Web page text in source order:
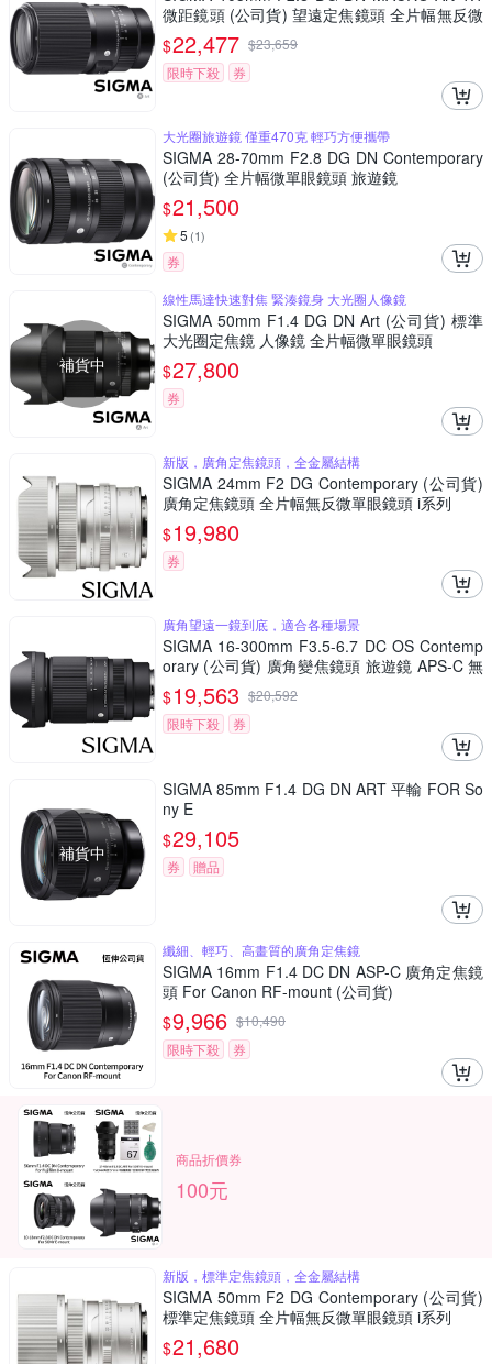
微距鏡頭 (公司貨) 望遠定焦鏡頭 全片幅無反微
單眼鏡頭
$22,477 $23,659
限時下殺
券
大光圈旅遊鏡 僅重470克 輕巧方便攜帶
SIGMA 28-70mm F2.8 DG DN Contemporary
(公司貨) 全片幅微單眼鏡頭 旅遊鏡
$21,500
5 (1)
券
補貨中
線性馬達快速對焦 緊湊鏡身 大光圈人像鏡
SIGMA 50mm F1.4 DG DN Art (公司貨) 標準
大光圈定焦鏡 人像鏡 全片幅微單眼鏡頭
$27,800
券
新版，廣角定焦鏡頭，全金屬結構
SIGMA 24mm F2 DG Contemporary (公司貨)
廣角定焦鏡頭 全片幅無反微單眼鏡頭 i系列
$19,980
券
廣角望遠一鏡到底，適合各種場景
SIGMA 16-300mm F3.5-6.7 DC OS Contemp
orary (公司貨) 廣角變焦鏡頭 旅遊鏡 APS-C 無
反微單眼鏡頭
$19,563 $20,592
限時下殺
券
補貨中
SIGMA 85mm F1.4 DG DN ART 平輸 FOR So
ny E
$29,105
券 贈品
纖細、輕巧、高畫質的廣角定焦鏡
SIGMA 16mm F1.4 DC DN ASP-C 廣角定焦鏡
頭 For Canon RF-mount (公司貨)
$9,966 $10,490
限時下殺
券
商品折價券
100元
新版，標準定焦鏡頭，全金屬結構
SIGMA 50mm F2 DG Contemporary (公司貨)
標準定焦鏡頭 全片幅無反微單眼鏡頭 i系列
$21,680